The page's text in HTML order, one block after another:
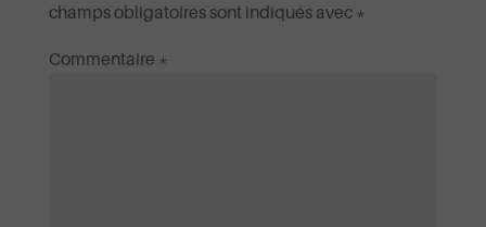
champs obligatoires sont indiqués avec *
Commentaire *
Ecouter et télécharger